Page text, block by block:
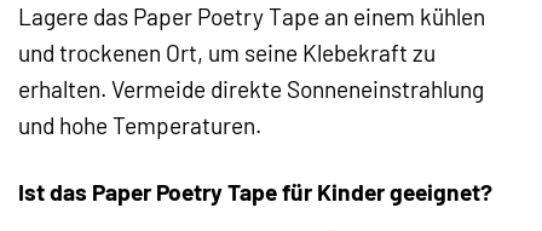
Lagere das Paper Poetry Tape an einem kühlen
und trockenen Ort, um seine Klebekraft zu
erhalten. Vermeide direkte Sonneneinstrahlung
und hohe Temperaturen.
Ist das Paper Poetry Tape für Kinder geeignet?